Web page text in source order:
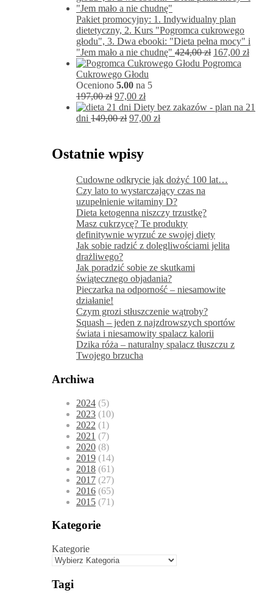
Pakiet promocyjny: 1. Indywidualny plan
dietetyczny, 2. Kurs "Pogromca cukrowego
głodu", 3. Dwa ebooki: "Dieta pełna mocy" i
"Jem mało a nie chudnę" 424,00zł Pierwotna
cena
167,00 zł
Pogromca
Cukrowego Głodu
Oceniono 5.00 na 5
197,00zł Pierwotna
cena
wynosiła:
97,00 złAktualna
cena
wynosi:
Diety bez zakazów - plan na 21
dni 149,00zł Pierwotna
149,00 zł.
97,00 złAktualna
Ostatnie wpisy
Cudowne odkrycie jak dożyć 100 lat…
Czy lato to wystarczający czas na
uzupełnienie witaminy D?
Dieta ketogenna niszczy trzustkę?
Masz cukrzycę? Te produkty
definitywnie wyrzuć ze swojej diety
Jak sobie radzić z dolegliwościami jelita
drażliwego?
Jak poradzić sobie ze skutkami
świątecznego objadania?
Pieczarka na odporność – niesamowite
działanie!
Czym grozi stłuszczenie wątroby?
Squash – jeden z najzdrowszych sportów
świata i niesamowity spalacz kalorii
Dzika róża – naturalny spalacz tłuszczu z
Twojego brzucha
Archiwa
2024 (5)
2023 (10)
2022 (1)
2021 (7)
2020 (8)
2019 (14)
2018 (61)
2017 (27)
2016 (65)
2015 (71)
Kategorie
Kategorie
Tagi